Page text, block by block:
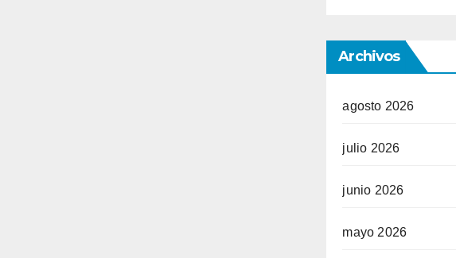
Archivos
agosto 2026
julio 2026
junio 2026
mayo 2026